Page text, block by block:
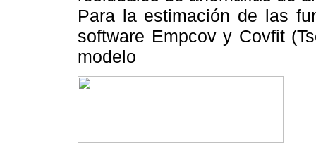
Para la estimación de las
software Empcov y Covfit
modelo